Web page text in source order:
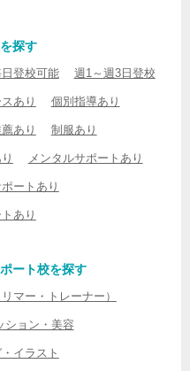
探す
登校可能 週1～週3日登校
あり 個別指導あり
あり 制服あり
メンタルサポートあり
ートあり
あり
ート校を探す
マー・トレーナー）
ション・美容
イラスト